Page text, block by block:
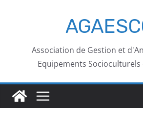
Association de Gestion et
Equipements Socioculturels